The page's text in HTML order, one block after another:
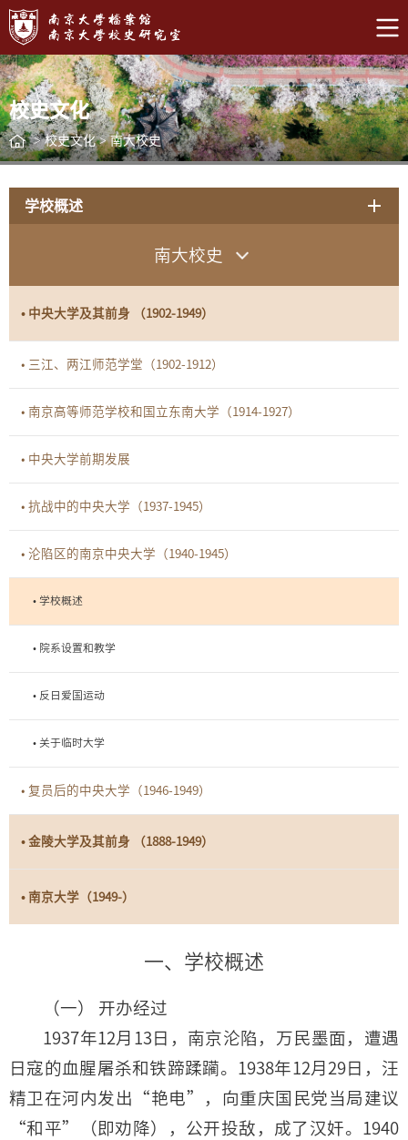
校史文化
> 校史文化 > 南大校史
学校概述
南大校史
• 中央大学及其前身 （1902-1949）
• 三江、两江师范学堂（1902-1912）
• 南京高等师范学校和国立东南大学（1914-1927）
• 中央大学前期发展
• 抗战中的中央大学（1937-1945）
• 沦陷区的南京中央大学（1940-1945）
• 学校概述
• 院系设置和教学
• 反日爱国运动
• 关于临时大学
• 复员后的中央大学（1946-1949）
• 金陵大学及其前身 （1888-1949）
• 南京大学（1949-）
一、学校概述
（一） 开办经过
1937年12月13日，南京沦陷，万民墨面，遭遇
日寇的血腥屠杀和铁蹄蹂躏。1938年12月29日，汪
精卫在河内发出“艳电”，向重庆国民党当局建议
“和平”（即劝降），公开投敌，成了汉奸。1940